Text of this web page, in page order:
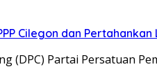
Cilegon dan
(DPC) Partai Persatuan